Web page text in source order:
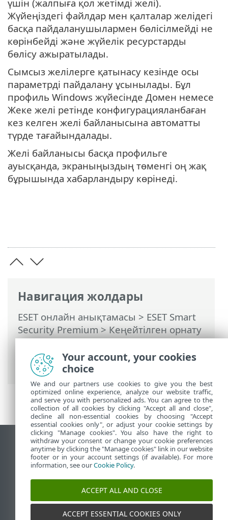
Навигация жолдары
ESET онлайн анықтамасы > ESET Smart
Security Premium>Кеңейтілген орнату
>Қорғаныстар>Желіге қатынасу
қорғанысы> Желіге қосылу
профильдері
үшін (жалпыға қол жетімді желі).
Жүйеңіздегі файлдар мен қалталар желідегі
басқа пайдаланушылармен бөлісілмейді не
көрінбейді және жүйелік ресурстарды
бөлісу ажыратылады.
Сымсыз желілерге қатынасу кезінде осы
параметрді пайдалану ұсынылады. Бұл
профиль Windows жүйесінде Домен немесе
Жеке желі ретінде конфигурацияланбаған
кез келген желі байланысына автоматты
түрде тағайындалады.
Желі байланысы басқа профильге
ауысқанда, экраныңыздың төменгі оң жақ
бұрышында хабарландыру көрінеді.
Жұмыс үстеліндегі сайтты қарау
End of Life
ESET білім қоры
ESET форумы
ESET Status Portal
Аймақтық қолдау
Your account, your cookies
choice
We and our partners use cookies to give you the best
optimized online experience, analyze our website traffic,
and serve you with personalized ads. You can agree to the
collection of all cookies by clicking "Accept all and close",
decline all non-essential cookies by choosing "Accept
essential cookies only", or adjust your cookie settings by
clicking "Manage cookies". You also have the right to
withdraw your consent or change your cookie preferences
anytime by clicking the "Manage cookies" link in our website
footer or in your account settings (if available). For more
information, see ourCookie Policy.
ACCEPT ALL AND CLOSE
ACCEPT ESSENTIAL COOKIES ONLY